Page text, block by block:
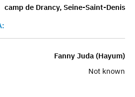
camp de Drancy, Seine-Saint-Denis
Fanny Juda (Hayum)
Not known